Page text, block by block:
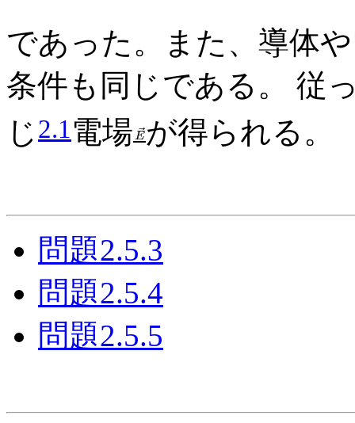
であった。また、導体
条件も同じである。 従
じ2.1 電場 が得られる。
問題2.5.3
問題2.5.4
問題2.5.5